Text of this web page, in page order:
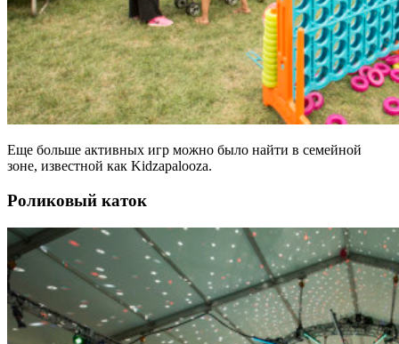
Еще больше активных игр можно было найти в семейной
зоне, известной как Kidzapalooza.
Роликовый каток